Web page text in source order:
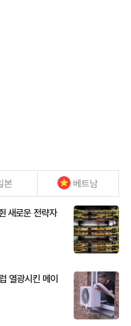
본 베트남
새로운 전략자
열광시킨 메이